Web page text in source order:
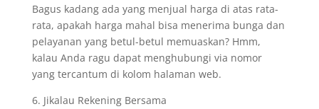
Bagus kadang ada yang menjual harga di atas rata-
rata, apakah harga mahal bisa menerima bunga dan
pelayanan yang betul-betul memuaskan? Hmm,
kalau Anda ragu dapat menghubungi via nomor
yang tercantum di kolom halaman web.
6. Jikalau Rekening Bersama